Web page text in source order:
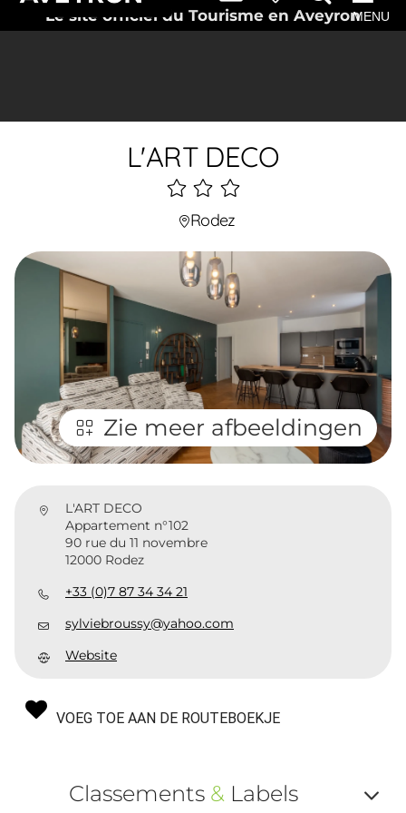
Le site officiel du Tourisme en AveyronMENU
L'ART DECO
3
étoiles
Rodez
Zie meer afbeeldingen
L'ART DECO
Appartement n°102
90 rue du 11 novembre
12000 Rodez
+33 (0)7 87 34 34 21
sylviebroussy@yahoo.com
Website
VOEG TOE AAN DE ROUTEBOEKJE
Classements & Labels